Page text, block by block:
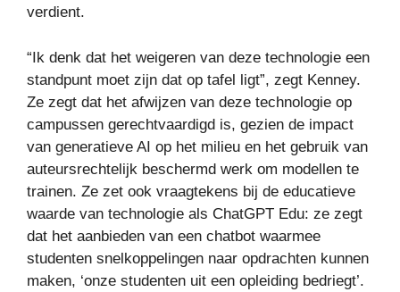
verdient.
“Ik denk dat het weigeren van deze technologie een
standpunt moet zijn dat op tafel ligt”, zegt Kenney.
Ze zegt dat het afwijzen van deze technologie op
campussen gerechtvaardigd is, gezien de impact
van generatieve AI op het milieu en het gebruik van
auteursrechtelijk beschermd werk om modellen te
trainen. Ze zet ook vraagtekens bij de educatieve
waarde van technologie als ChatGPT Edu: ze zegt
dat het aanbieden van een chatbot waarmee
studenten snelkoppelingen naar opdrachten kunnen
maken, ‘onze studenten uit een opleiding bedriegt’.